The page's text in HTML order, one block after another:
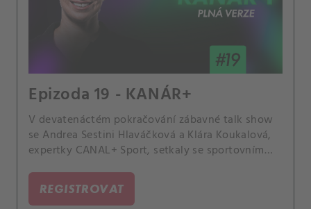
Epizoda 19 - KANÁR+
V devatenáctém pokračování zábavné talk show
se Andrea Sestini Hlaváčková a Klára Koukalová,
expertky CANAL+ Sport, setkaly se sportovním
Kordu či právě Hlaváčkovou? Na čem ztroskotalo
jeho působení ve fotbalovém Baníku? A kolik
REGISTROVAT